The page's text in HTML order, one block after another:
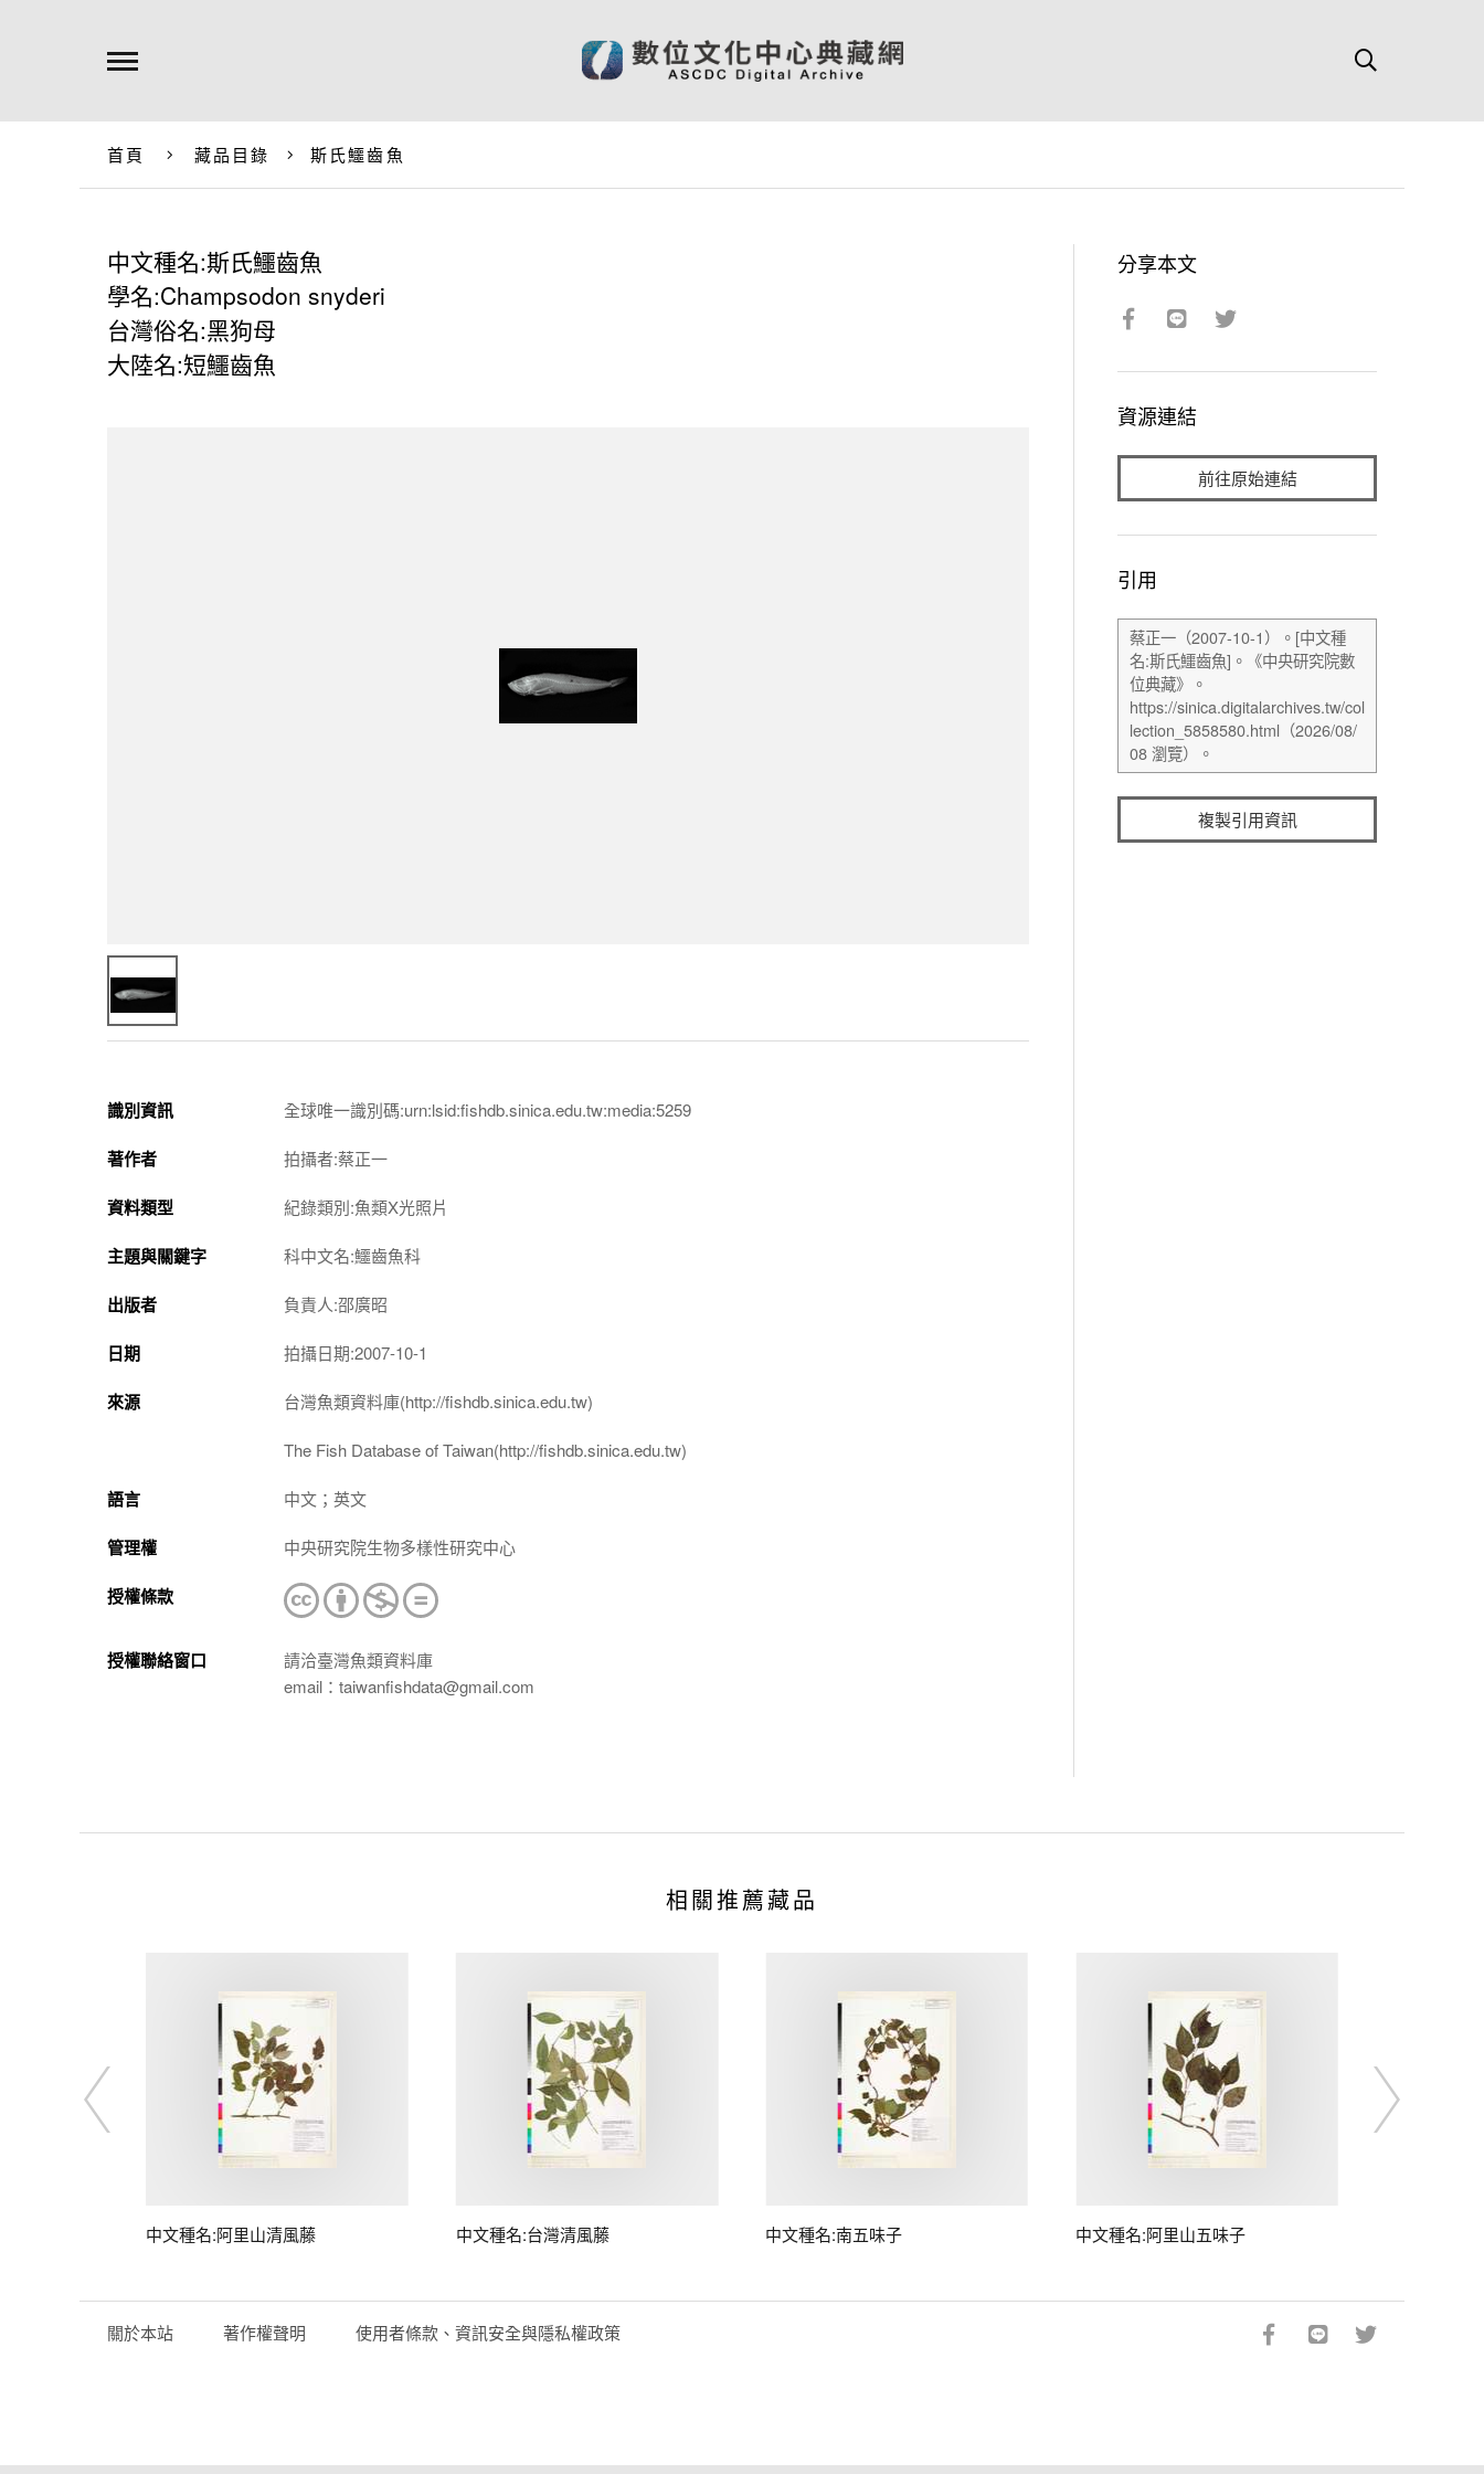
首頁 藏品目錄 斯氏鱷齒魚
中文種名:斯氏鱷齒魚
學名:Champsodon snyderi
台灣俗名:黑狗母
大陸名:短鱷齒魚
識別資訊 全球唯一識別碼:urn:lsid:fishdb.sinica.edu.tw:media:5259
著作者 拍攝者:蔡正一
資料類型 紀錄類別:魚類X光照片
主題與關鍵字 科中文名:鱷齒魚科
出版者 負責人:邵廣昭
日期 拍攝日期:2007-10-1
來源 台灣魚類資料庫(http://fishdb.sinica.edu.tw)
The Fish Database of Taiwan(http://fishdb.sinica.edu.tw)
語言 中文；英文
管理權 中央研究院生物多樣性研究中心
授權條款
授權聯絡窗口
請洽臺灣魚類資料庫
email：taiwanfishdata@gmail.com
分享本文
資源連結
前往原始連結
引用
複製引用資訊
相關推薦藏品
中文種名:阿里山清風藤 中文種名:台灣清風藤 中文種名:南五味子 中文種名:阿里山五味子
關於本站 著作權聲明 使用者條款、資訊安全與隱私權政策